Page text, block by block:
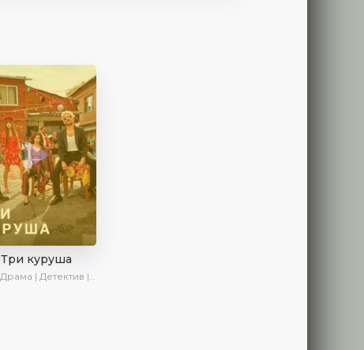
Три куруша
Драма | Детектив | Боевик | SesDizi | Ирина Котова | AveTurk